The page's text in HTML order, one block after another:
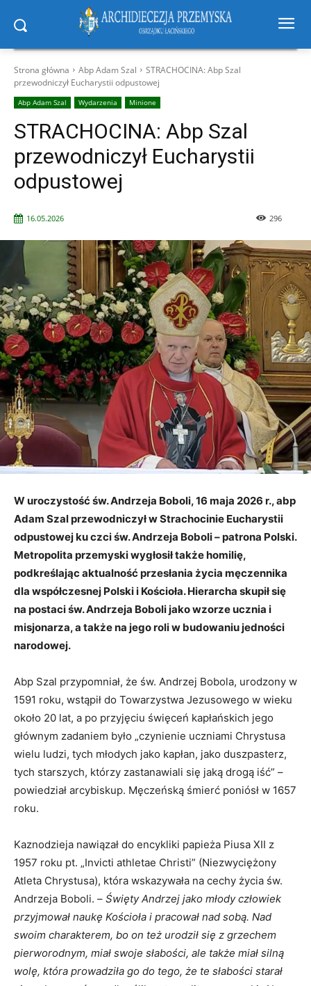
Strona główna Abp Adam Szal
STRACHOCINA: Abp Szal
przewodniczył Eucharystii odpustowej
Abp Adam Szal Wydarzenia Minione
STRACHOCINA: Abp Szal
przewodniczył Eucharystii
odpustowej
16.05.2026 296
W uroczystość św. Andrzeja Boboli, 16 maja 2026 r., abp
Adam Szal przewodniczył w Strachocinie Eucharystii
odpustowej ku czci św. Andrzeja Boboli – patrona Polski.
Metropolita przemyski wygłosił także homilię,
podkreślając aktualność przesłania życia męczennika
dla współczesnej Polski i Kościoła. Hierarcha skupił się
na postaci św. Andrzeja Boboli jako wzorze ucznia i
misjonarza, a także na jego roli w budowaniu jedności
narodowej.
Abp Szal przypomniał, że św. Andrzej Bobola, urodzony w
1591 roku, wstąpił do Towarzystwa Jezusowego w wieku
około 20 lat, a po przyjęciu święceń kapłańskich jego
głównym zadaniem było „czynienie uczniami Chrystusa
wielu ludzi, tych młodych jako kapłan, jako duszpasterz,
tych starszych, którzy zastanawiali się jaką drogą iść” –
powiedział arcybiskup. Męczeńską śmierć poniósł w 1657
roku.
Kaznodzieja nawiązał do encykliki papieża Piusa XII z
1957 roku pt. „Invicti athletae Christi” (Niezwyciężony
Atleta Chrystusa), która wskazywała na cechy życia św.
Andrzeja Boboli. – Święty Andrzej jako młody człowiek
przyjmował naukę Kościoła i pracował nad sobą. Nad
swoim charakterem, bo on też urodził się z grzechem
pierworodnym, miał swoje słabości, ale także miał silną
wolę, która prowadziła go do tego, że te słabości starał